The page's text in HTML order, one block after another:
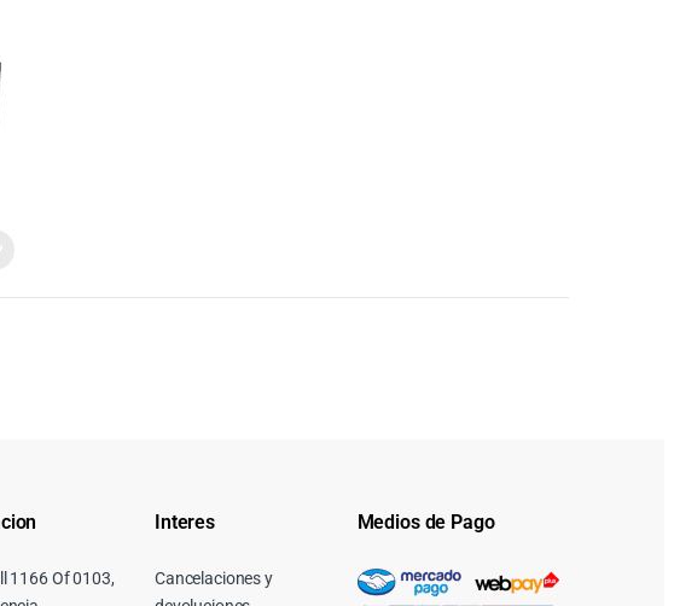
1166 Of 0103,
Interes
Cancelaciones y
Medios de Pago